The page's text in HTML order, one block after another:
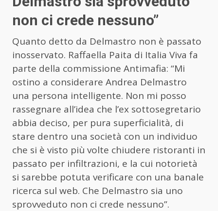
non ci crede nessuno”
Quanto detto da Delmastro non è passato
inosservato. Raffaella Paita di Italia Viva fa
parte della commissione Antimafia: “Mi
ostino a considerare Andrea Delmastro
una persona intelligente. Non mi posso
rassegnare all’idea che l’ex sottosegretario
abbia deciso, per pura superficialità, di
stare dentro una società con un individuo
che si è visto più volte chiudere ristoranti in
passato per infiltrazioni, e la cui notorietà
si sarebbe potuta verificare con una banale
ricerca sul web. Che Delmastro sia uno
sprovveduto non ci crede nessuno”.